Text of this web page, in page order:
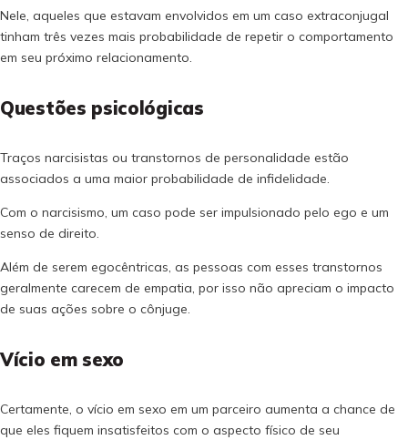
Nele, aqueles que estavam envolvidos em um caso extraconjugal
tinham três vezes mais probabilidade de repetir o comportamento
em seu próximo relacionamento.
Questões psicológicas
Traços narcisistas ou transtornos de personalidade estão
associados a uma maior probabilidade de infidelidade.
Com o narcisismo, um caso pode ser impulsionado pelo ego e um
senso de direito.
Além de serem egocêntricas, as pessoas com esses transtornos
geralmente carecem de empatia, por isso não apreciam o impacto
de suas ações sobre o cônjuge.
Vício em sexo
Certamente, o vício em sexo em um parceiro aumenta a chance de
que eles fiquem insatisfeitos com o aspecto físico de seu